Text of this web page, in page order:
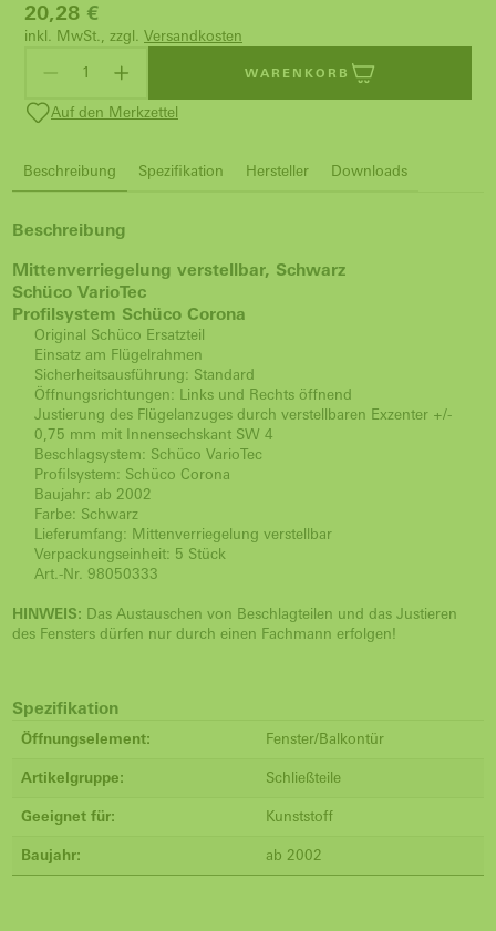
20,28 €
inkl. MwSt., zzgl. Versandkosten
WARENKORB
Auf den Merkzettel
Beschreibung Spezifikation Hersteller Downloads
Beschreibung
Mittenverriegelung verstellbar, Schwarz
Schüco VarioTec
Profilsystem Schüco Corona
Original Schüco Ersatzteil
Einsatz am Flügelrahmen
Sicherheitsausführung: Standard
Öffnungsrichtungen: Links und Rechts öffnend
Justierung des Flügelanzuges durch verstellbaren Exzenter +/-
0,75 mm mit Innensechskant SW 4
Beschlagsystem: Schüco VarioTec
Profilsystem: Schüco Corona
Baujahr: ab 2002
Farbe: Schwarz
Lieferumfang: Mittenverriegelung verstellbar
Verpackungseinheit: 5 Stück
Art.-Nr. 98050333
HINWEIS: Das Austauschen von Beschlagteilen und das Justieren
des Fensters dürfen nur durch einen Fachmann erfolgen!
Spezifikation
Öffnungselement: Fenster/Balkontür
Artikelgruppe: Schließteile
Geeignet für: Kunststoff
Baujahr: ab 2002